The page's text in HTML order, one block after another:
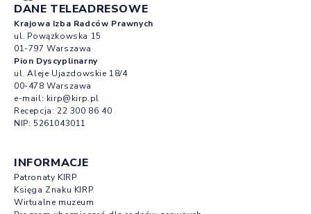
DANE TELEADRESOWE
Krajowa Izba Radców Prawnych
ul. Powązkowska 15
01-797 Warszawa
Pion Dyscyplinarny
ul. Aleje Ujazdowskie 18/4
00-478 Warszawa
e-mail: kirp@kirp.pl
Recepcja: 22 300 86 40
NIP: 5261043011
INFORMACJE
Patronaty KIRP
Księga Znaku KIRP
Wirtualne muzeum